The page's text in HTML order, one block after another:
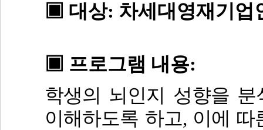
▣ 대상: 차세대영재기업
▣ 프로그램 내용:
학생의 뇌인지 성향을
이해하도록 하고, 이에 따